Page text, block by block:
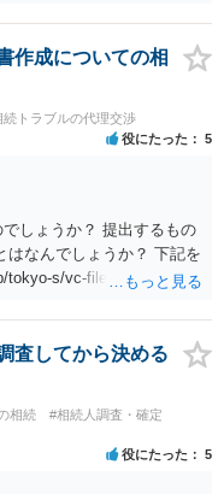
作成についての相
続トラブルの代理交渉
役にたった 5
しょうか？ 提出するもの
はなんでしょうか？ 下記を
tokyo-s/vc-files/tokyo-s/file/
査してから決める
相続
#相続人調査・確定
役にたった 5